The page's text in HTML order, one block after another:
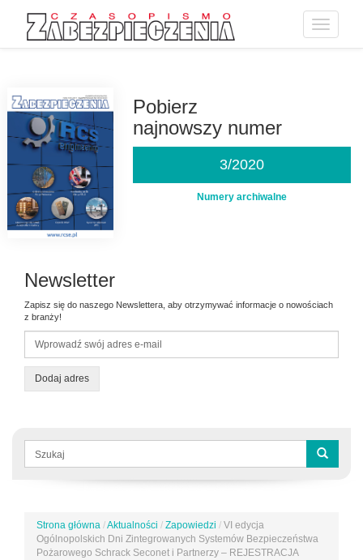
Toggle
Pobierz
najnowszy numer
3/2020
Numery archiwalne
Newsletter
Zapisz się do naszego Newslettera, aby otrzymywać informacje o nowościach
z branży!
Dodaj adres
Formularz
wyszukiwania
Jesteś
tutaj
Strona główna /Aktualności / Zapowiedzi / VI edycja
Ogólnopolskich Dni Zintegrowanych Systemów Bezpieczeństwa
Pożarowego Schrack Seconet i Partnerzy – REJESTRACJA